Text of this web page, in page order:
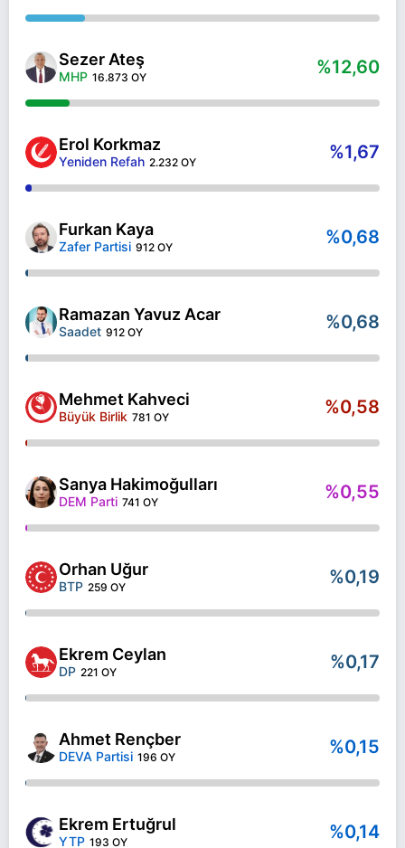
Sezer Ateş
MHP 16.873 OY %12,60
Erol Korkmaz
Yeniden Refah 2.232 OY %1,67
Furkan Kaya
Zafer Partisi 912 OY %0,68
Ramazan Yavuz Acar
Saadet 912 OY %0,68
Mehmet Kahveci
Büyük Birlik 781 OY %0,58
Sanya Hakimoğulları
DEM Parti 741 OY %0,55
Orhan Uğur
BTP 259 OY %0,19
Ekrem Ceylan
DP 221 OY %0,17
Ahmet Rençber
DEVA Partisi 196 OY %0,15
Ekrem Ertuğrul
YTP 193 OY %0,14